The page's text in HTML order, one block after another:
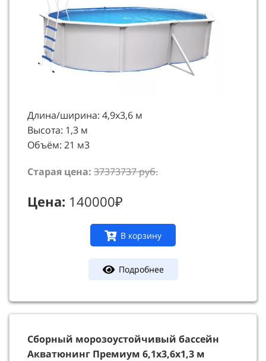
Длина/ширина: 4,9х3,6 м
Высота: 1,3 м
Объём: 21 м3
Старая цена: 37373737 руб.
Цена: 140000₽
В корзину
Подробнее
Сборный морозоустойчивый бассейн
Акватюнинг Премиум 6,1х3,6х1,3 м